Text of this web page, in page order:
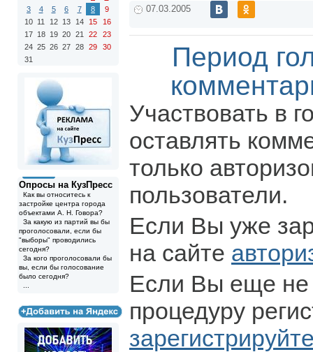
3
4 5 6 7 8
9
10 11 12 13 14 15
16
17 18 19 20 21 22
23
24 25 26 27 28 29
30
31
Опросы на КузПресс
Как вы относитесь к
застройке центра города
объектами А. Н. Говора?
За какую из партий вы бы
проголосовали, если бы
"выборы" проводились
сегодня?
За кого проголосовали бы
вы, если бы голосование
было сегодня?
07.03.2005
Период
Участвовать в
оставлять
только
пользователи.
Если Вы уже
на сайте
Если Вы еще не
процедуру